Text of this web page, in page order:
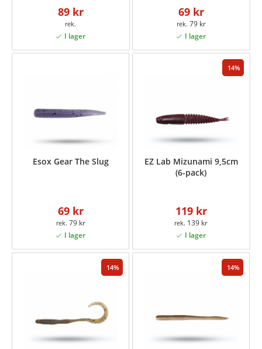
89 kr 69 kr
79 kr
Esox Gear The Slug
69 kr
79 kr
14
EZ Lab Mizunami 9,5cm
(6-pack)
119 kr
139 kr
14 14